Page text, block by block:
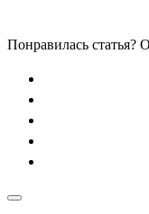
Понравилась статья?